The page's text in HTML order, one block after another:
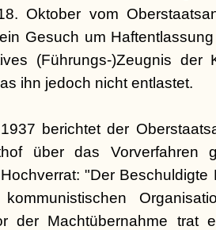
Oktober vom
Gesuch um
(Führungs-)Zeugnis der
ihn jedoch nicht entlastet.
berichtet der
über das Vorverfahren
"Der
der Machtübernahme trat